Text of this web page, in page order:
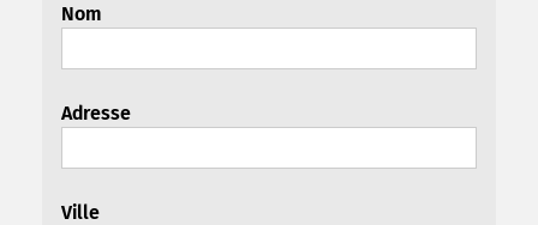
Nom
Adresse
Ville